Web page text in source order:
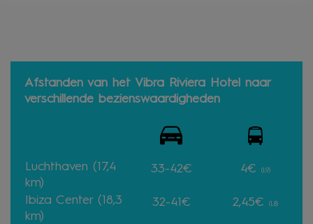
Afstanden van het Vibra Riviera Hotel naar
verschillende bezienswaardigheden
Luchthaven (17,4
km)
33-42€ 4€ (L9)
Ibiza Center (18,3
km)
32-41€ 2,45€ (L8)